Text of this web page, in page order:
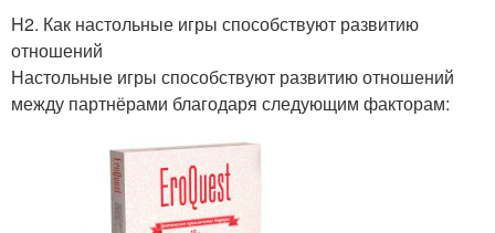
H2. Как настольные игры способствуют развитию
отношений
Настольные игры способствуют развитию отношений
между партнёрами благодаря следующим факторам: